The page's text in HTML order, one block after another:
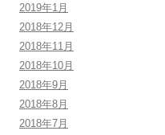
2019年1月
2018年12月
2018年11月
2018年10月
2018年9月
2018年8月
2018年7月